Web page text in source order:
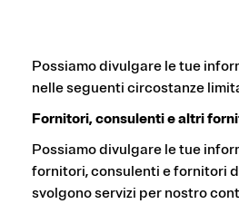
Possiamo divulgare le tue
nelle seguenti circostanze
Fornitori, consulenti e altri
Possiamo divulgare le tue
fornitori, consulenti e fornitori
svolgono servizi per nostro